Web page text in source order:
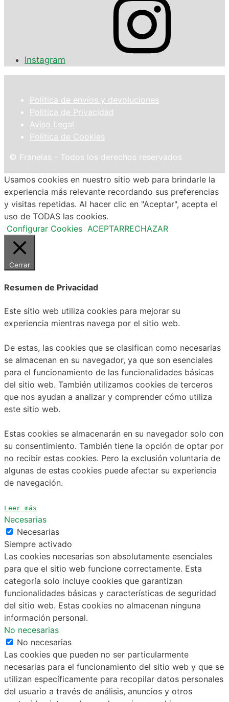
Instagram
Política de envíos y devoluciones
Política de Privacidad
Aviso Legal
Política de Cookies
© Franelas - Todos los derechos reservados
Usamos cookies en nuestro sitio web para brindarle la
experiencia más relevante recordando sus preferencias
y visitas repetidas. Al hacer clic en "Aceptar", acepta el
uso de TODAS las cookies.
Configurar Cookies ACEPTARRECHAZAR
Cerrar
Resumen de Privacidad
Este sitio web utiliza cookies para mejorar su
experiencia mientras navega por el sitio web.
De estas, las cookies que se clasifican como necesarias
se almacenan en su navegador, ya que son esenciales
para el funcionamiento de las funcionalidades básicas
del sitio web. También utilizamos cookies de terceros
que nos ayudan a analizar y comprender cómo utiliza
este sitio web.
Estas cookies se almacenarán en su navegador solo con
su consentimiento. También tiene la opción de optar por
no recibir estas cookies. Pero la exclusión voluntaria de
algunas de estas cookies puede afectar su experiencia
de navegación.
Leer más
Necesarias
Necesarias
Siempre activado
Las cookies necesarias son absolutamente esenciales
para que el sitio web funcione correctamente. Esta
categoría solo incluye cookies que garantizan
funcionalidades básicas y características de seguridad
del sitio web. Estas cookies no almacenan ninguna
información personal.
No necesarias
No necesarias
Las cookies que pueden no ser particularmente
necesarias para el funcionamiento del sitio web y que se
utilizan específicamente para recopilar datos personales
del usuario a través de análisis, anuncios y otros